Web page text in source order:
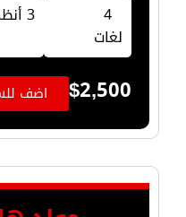
4
لغات
3 أنظمة
$2,500 اضف